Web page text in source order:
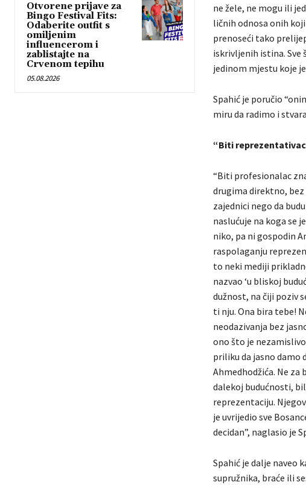
Otvorene prijave za
Bingo Festival Fits:
Odaberite outfit s
omiljenim
influencerom i
zablistajte na
Crvenom tepihu
05.08.2026
ne žele, ne mogu ili
ličnih odnosa onih
prenoseći tako
iskrivljenih istina. Sve
jedinom mjestu koje
Spahić je poručio
miru da radimo i
“Biti
“Biti profesionalac
drugima direktno,
zajednici nego da
naslućuje na koga se
niko, pa ni gospodin
raspolaganju
to neki mediji
nazvao ‘u bliskoj
dužnost, na čiji poziv
ti nju. Ona bira tebe!
neodazivanja bez
ono što je
priliku da jasno damo
Ahmedhodžića. Ne za
dalekoj budućnosti,
reprezentaciju.
je uvrijedio sve
decidan”, naglasio je
Spahić je dalje naveo
supružnika, braće ili